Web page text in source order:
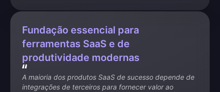
Fundação essencial para
ferramentas SaaS e de
produtividade modernas
A maioria dos produtos SaaS de sucesso depende de
integrações de terceiros para fornecer valor ao